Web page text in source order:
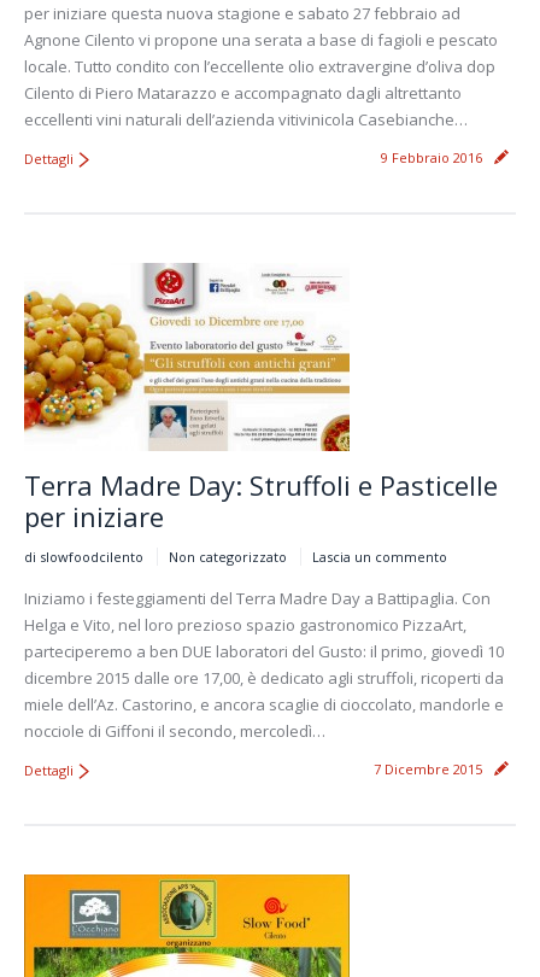
per iniziare questa nuova stagione e sabato 27 febbraio ad
Agnone Cilento vi propone una serata a base di fagioli e pescato
locale. Tutto condito con l’eccellente olio extravergine d’oliva dop
Cilento di Piero Matarazzo e accompagnato dagli altrettanto
eccellenti vini naturali dell’azienda vitivinicola Casebianche…
9 Febbraio 2016
Dettagli
Terra Madre Day: Struffoli e Pasticelle
per iniziare
di slowfoodcilento Non categorizzato Lascia un commento
Iniziamo i festeggiamenti del Terra Madre Day a Battipaglia. Con
Helga e Vito, nel loro prezioso spazio gastronomico PizzaArt,
parteciperemo a ben DUE laboratori del Gusto: il primo, giovedì 10
dicembre 2015 dalle ore 17,00, è dedicato agli struffoli, ricoperti da
miele dell’Az. Castorino, e ancora scaglie di cioccolato, mandorle e
nocciole di Giffoni il secondo, mercoledì…
7 Dicembre 2015
Dettagli